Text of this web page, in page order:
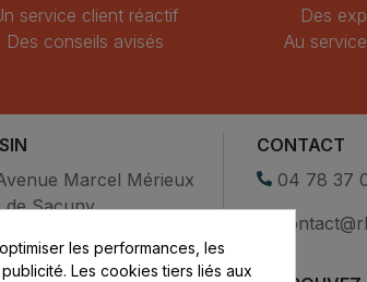
service client réactif
Des conseils avisés
Des
Au
Marcel Mérieux
de Sacuny
CONTACT
04 78 37
les performances, les
Les cookies tiers liés aux